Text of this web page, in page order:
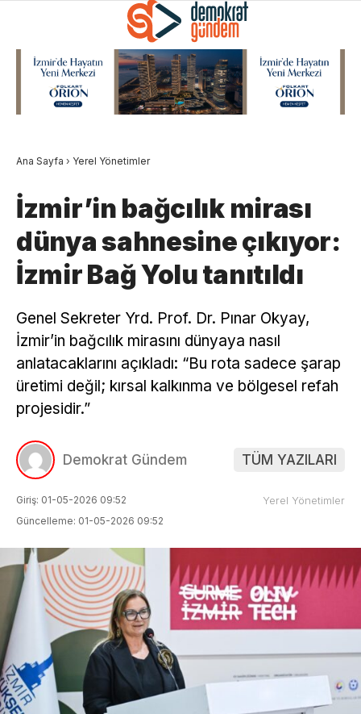
Ana Sayfa › Yerel Yönetimler
İzmir’in bağcılık mirası
dünya sahnesine çıkıyor:
İzmir Bağ Yolu tanıtıldı
Genel Sekreter Yrd. Prof. Dr. Pınar Okyay,
İzmir’in bağcılık mirasını dünyaya nasıl
anlatacaklarını açıkladı: “Bu rota sadece şarap
üretimi değil; kırsal kalkınma ve bölgesel refah
projesidir.”
Demokrat Gündem TÜM YAZILARI
Giriş: 01-05-2026 09:52
Güncelleme: 01-05-2026 09:52
Yerel Yönetimler